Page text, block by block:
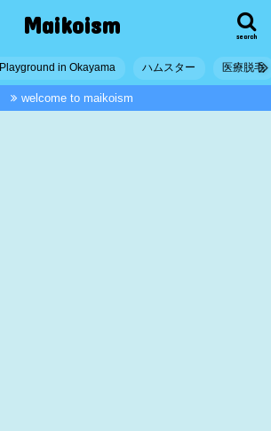
Maikoism search
Playground in Okayama ハムスター 医療脱毛
welcome to maikoism